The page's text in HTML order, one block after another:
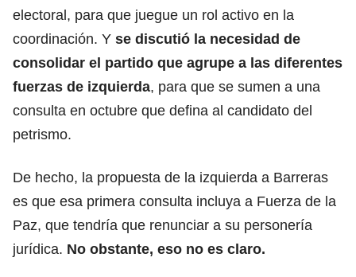
electoral, para que juegue un rol activo en la
coordinación. Y se discutió la necesidad de
consolidar el partido que agrupe a las diferentes
fuerzas de izquierda, para que se sumen a una
consulta en octubre que defina al candidato del
petrismo.
De hecho, la propuesta de la izquierda a Barreras
es que esa primera consulta incluya a Fuerza de la
Paz, que tendría que renunciar a su personería
jurídica. No obstante, eso no es claro.